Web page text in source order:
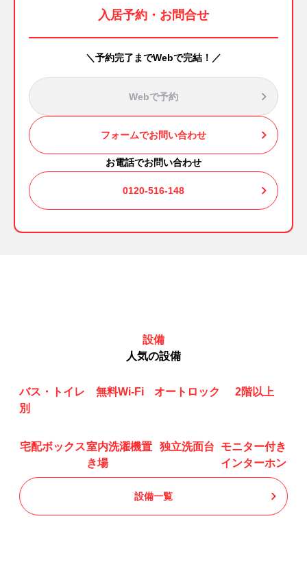
入居予約・お問合せ
＼予約完了までWebで完結！／
Webで予約
フォームでお問い合わせ
お電話でお問い合わせ
0120-516-148
設備
人気の設備
バス・トイレ
別
無料Wi-Fi オートロック 2階以上
宅配ボックス室内洗濯機置
き場
独立洗面台
モニター付き
インターホン
設備一覧